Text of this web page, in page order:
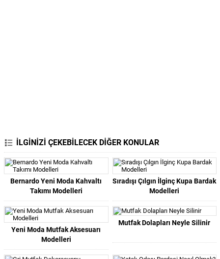
İLGİNİZİ ÇEKEBİLECEK DİĞER KONULAR
Bernardo Yeni Moda Kahvaltı
Takımı Modelleri
Sıradışı Çılgın İlginç Kupa Bardak
Modelleri
Yeni Moda Mutfak Aksesuarı
Modelleri
Mutfak Dolapları Neyle Silinir